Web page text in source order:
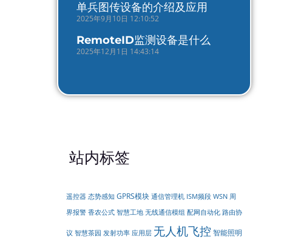
单兵图传设备的介绍及应用
2025年9月10日 12:10:52
RemoteID监测设备是什么
2025年12月1日 14:43:14
站内标签
遥控器 态势感知 GPRS模块 通信管理机 ISM频段 WSN 周
界报警 香农公式 智慧工地 无线通信模组 配网自动化 路由协
议 智慧茶园 发射功率 应用层 无人机飞控 智能照明